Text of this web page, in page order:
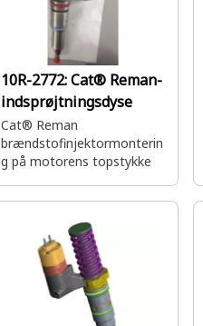
10R-2772:Cat® Reman-
indsprøjtningsdyse
Cat® Reman
brændstofinjektormonterin
g på motorens topstykke